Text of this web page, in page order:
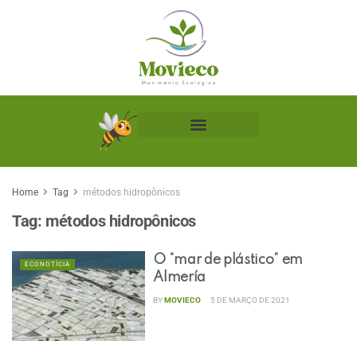
Home Tag métodos hidropônicos
Tag: métodos hidropônicos
ECONOTÍCIA
O “mar de plástico” em
Almería
BYMOVIECO 5 DE MARÇO DE 2021